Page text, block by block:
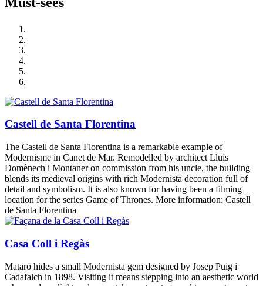
Castell de Santa Florentina
The Castell de Santa Florentina is a remarkable example of
Modernisme in Canet de Mar. Remodelled by architect Lluís
Domènech i Montaner on commission from his uncle, the building
blends its medieval origins with rich Modernista decoration full of
detail and symbolism. It is also known for having been a filming
location for the series Game of Thrones. More information: Castell
de Santa Florentina
Casa Coll i Regàs
Mataró hides a small Modernista gem designed by Josep Puig i
Cadafalch in 1898. Visiting it means stepping into an aesthetic world